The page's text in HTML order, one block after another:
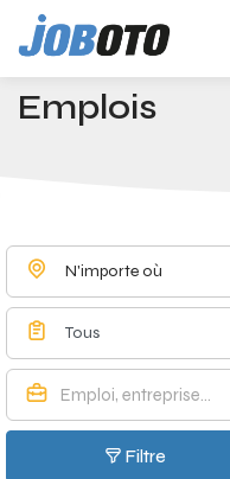
Skip to main content
Accueil Emplois à
Emplois
N'importe où
Tous
Filtre